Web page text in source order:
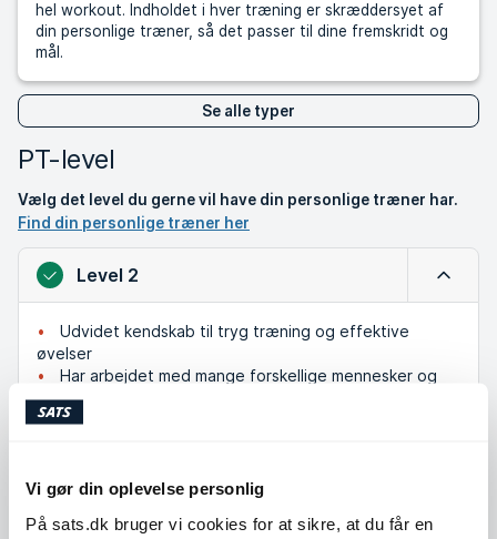
Vi gør din oplevelse personlig
På sats.dk bruger vi cookies for at sikre, at du får en
hel workout. Indholdet i hver træning er skræddersyet af
din personlige træner, så det passer til dine fremskridt og
mål.
Se alle typer
PT-level
Vælg det level du gerne vil have din personlige træner har.
Find din personlige træner her
Level 2 Luk
Udvidet kendskab til tryg træning og effektive
øvelser
Har arbejdet med mange forskellige mennesker og
mål
Et godt valg hvis du vil have en kombination af teori
Level 1